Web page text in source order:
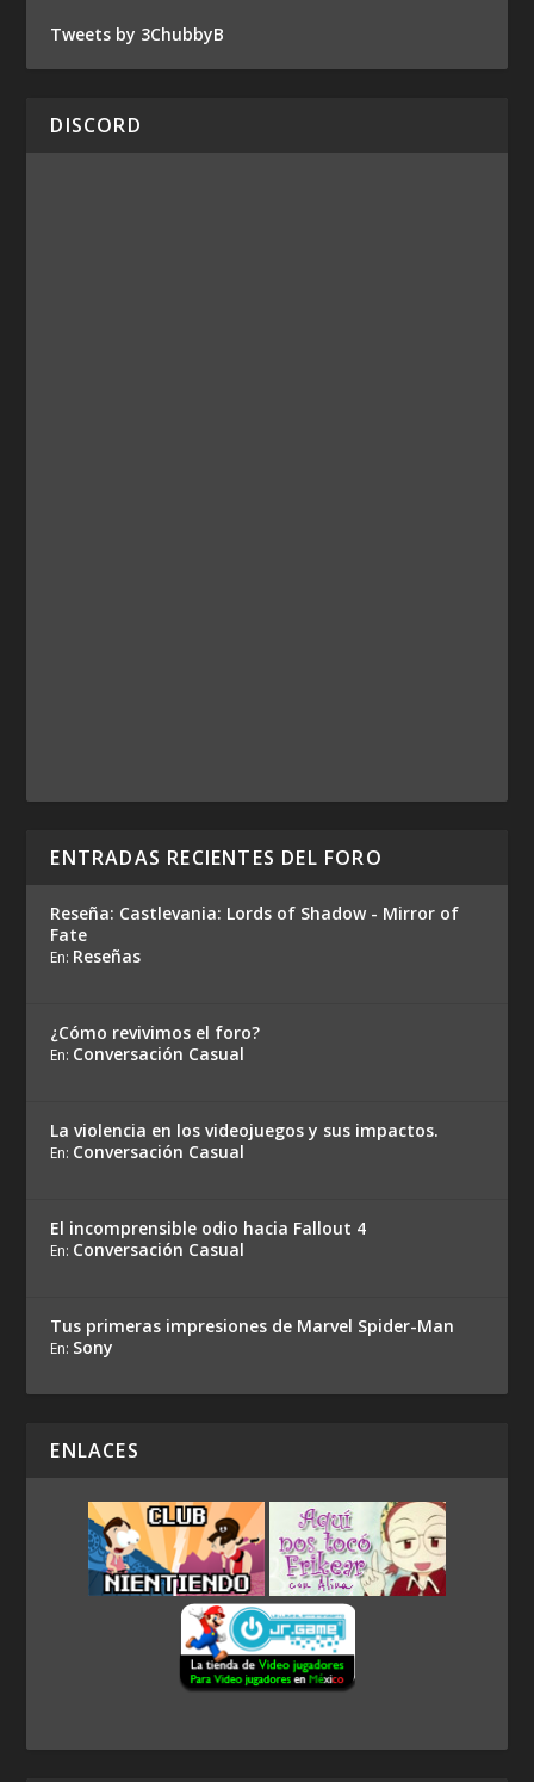
Tweets by 3ChubbyB
DISCORD
ENTRADAS RECIENTES DEL FORO
Reseña: Castlevania: Lords of Shadow - Mirror of
Fate
En: Reseñas
¿Cómo revivimos el foro?
En: Conversación Casual
La violencia en los videojuegos y sus impactos.
En: Conversación Casual
El incomprensible odio hacia Fallout 4
En: Conversación Casual
Tus primeras impresiones de Marvel Spider-Man
En: Sony
ENLACES